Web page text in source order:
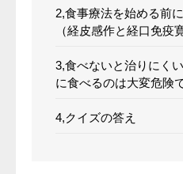
2,食事療法を始める前
（経皮感作と経口免疫
3,食べないと治りにく
に食べるのは大変危険
4,クイズの答え